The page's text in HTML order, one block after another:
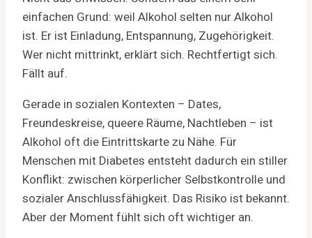
einfachen Grund: weil Alkohol selten nur Alkohol
ist. Er ist Einladung, Entspannung, Zugehörigkeit.
Wer nicht mittrinkt, erklärt sich. Rechtfertigt sich.
Fällt auf.
Gerade in sozialen Kontexten – Dates,
Freundeskreise, queere Räume, Nachtleben – ist
Alkohol oft die Eintrittskarte zu Nähe. Für
Menschen mit Diabetes entsteht dadurch ein stiller
Konflikt: zwischen körperlicher Selbstkontrolle und
sozialer Anschlussfähigkeit. Das Risiko ist bekannt.
Aber der Moment fühlt sich oft wichtiger an.